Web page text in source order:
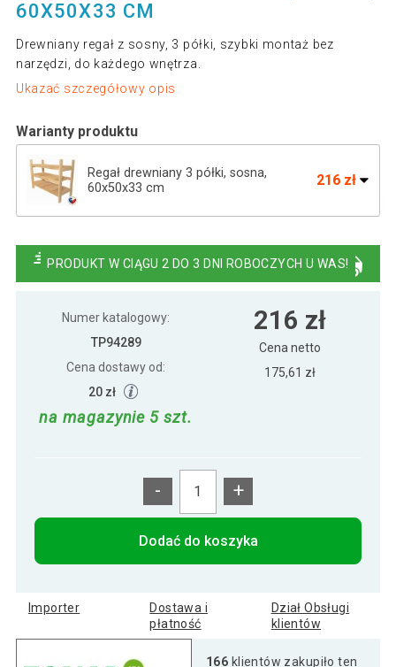
60X50X33 CM
Drewniany regał z sosny, 3 półki, szybki montaż bez
narzędzi, do każdego wnętrza.
Ukazać szczegółowy opis
Warianty produktu
Regał drewniany 3 półki, sosna,
60x50x33 cm
216 zł
Regał drewniany, 3 półki, 93 x 50 x 33 cm
PRODUKT W CIĄGU 2 DO 3 DNI ROBOCZYCH U WAS!
Numer katalogowy:
TP94289
Cena dostawy od:
20 zł
na magazynie 5 szt.
216 zł
Cena netto
175,61 zł
- +
Dodać do koszyka
Importer
Dostawa i
płatność
Dział Obsługi
klientów
166 klientów zakupiło ten